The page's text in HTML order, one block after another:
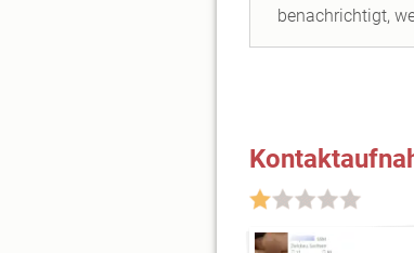
benachrichtigt,